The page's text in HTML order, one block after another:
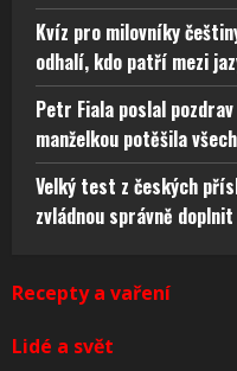
Kvíz pro milovníky
odhalí, kdo patří mezi
Petr Fiala poslal
manželkou potěšila
Velký test z českých
zvládnou správně
Recepty a vaření
Lidé a svět